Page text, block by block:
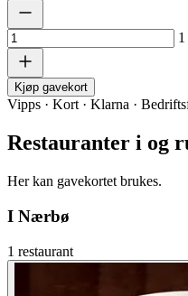
1
Kjøp gavekort
Vipps · Kort · Klarna ·
Restauranter i og
Her kan gavekortet brukes.
I Nærbø
1 restaurant